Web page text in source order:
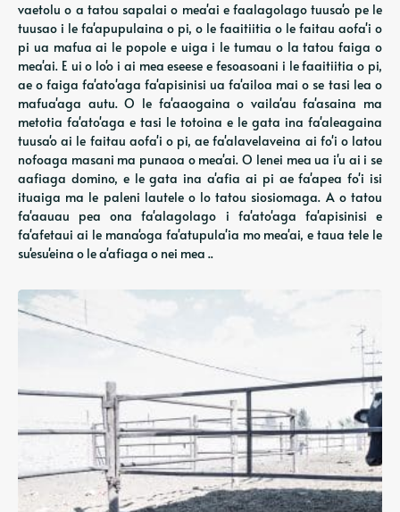
vaetolu o a tatou sapalai o mea'ai e faalagolago tuusa'o pe le
tuusao i le fa'apupulaina o pi, o le faaitiitia o le faitau aofa'i o
pi ua mafua ai le popole e uiga i le tumau o la tatou faiga o
mea'ai. E ui o lo'o i ai mea eseese e fesoasoani i le faaitiitia o pi,
ae o faiga fa'ato'aga fa'apisinisi ua fa'ailoa mai o se tasi lea o
mafua'aga autu. O le fa'aaogaina o vaila'au fa'asaina ma
metotia fa'ato'aga e tasi le totoina e le gata ina fa'aleagaina
tuusa'o ai le faitau aofa'i o pi, ae fa'alavelaveina ai fo'i o latou
nofoaga masani ma punaoa o mea'ai. O lenei mea ua i'u ai i se
aafiaga domino, e le gata ina a'afia ai pi ae fa'apea fo'i isi
ituaiga ma le paleni lautele o lo tatou siosiomaga. A o tatou
fa'aauau pea ona fa'alagolago i fa'ato'aga fa'apisinisi e
fa'afetaui ai le mana'oga fa'atupula'ia mo mea'ai, e taua tele le
su'esu'eina o le a'afiaga o nei mea ..